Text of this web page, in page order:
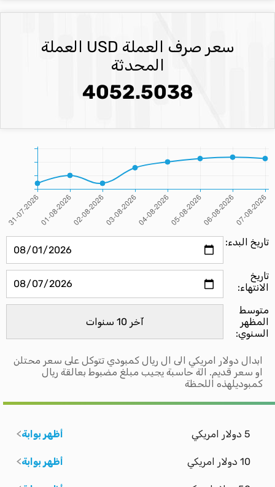
سعر صرف العملة USD العملة
المحدثة
4052.5038
تاريخ البدء:
تاريخ
الانتهاء:
متوسط ​​
المظهر
السنوي:
ابدال دولار امريكي الى ال ريال كمبودي تتوكل على سعر محتلن
او سعر قديم. الة حاسبة يجيب مبلغ مضبوط بعالقة ريال
كمبوديلهذه اللحظة
5 دولار امريكي أظهر بوابة
10 دولار امريكي أظهر بوابة